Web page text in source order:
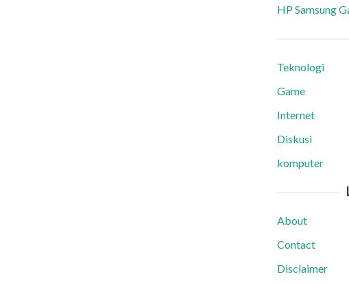
HP Samsung
Teknologi
Game
Internet
Diskusi
komputer
About
Contact
Disclaimer